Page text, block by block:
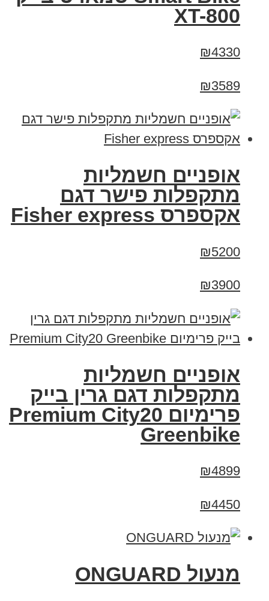
XT-800
₪4330
₪3589
אופניים חשמליות
מתקפלות פישר דגם
אקספרס Fisher express
₪5200
₪3900
אופניים חשמליות
מתקפלות דגם גרין בייק
פרימיום Premium City20
Greenbike
₪4899
₪4450
מנעול ONGUARD